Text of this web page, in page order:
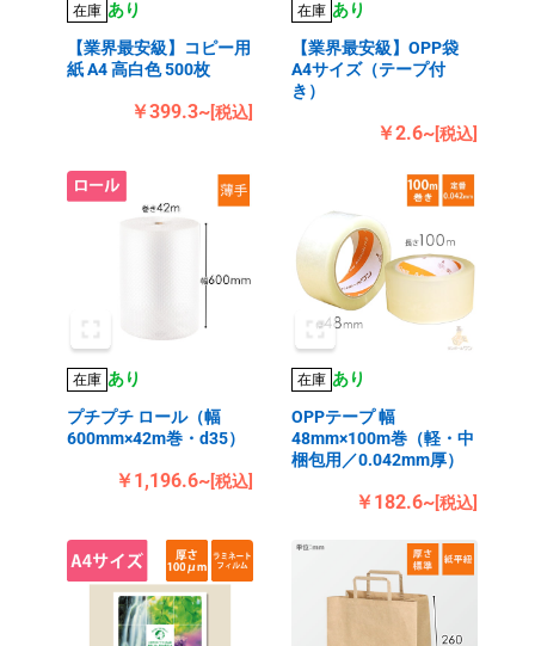
在庫 あり
【業界最安級】コピー用
紙 A4 高白色 500枚
￥399.3~[税込]
在庫 あり
【業界最安級】OPP袋
A4サイズ（テープ付
き）
￥2.6~[税込]
在庫 あり
プチプチ ロール（幅
600mm×42m巻・d35）
￥1,196.6~[税込]
在庫 あり
OPPテープ 幅
48mm×100m巻（軽・中
梱包用／0.042mm厚）
￥182.6~[税込]